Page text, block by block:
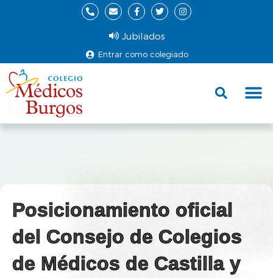
Entrar como colegiado
Jubilados
Posicionamiento oficial
del Consejo de Colegios
de Médicos de Castilla y